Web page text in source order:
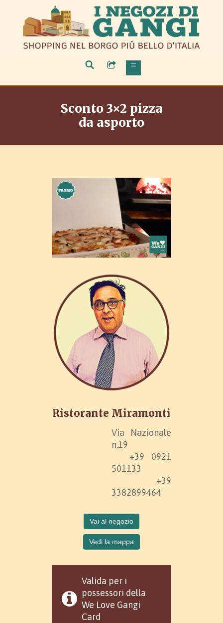
Sconto 3×2 pizza
da asporto
Ristorante Miramonti
Via Nazionale
n.19
+39 0921
501133
+39
3382899464
Vai al negozio
Vedi la mappa
Valida per i
possessori della
We Love Gangi
Card